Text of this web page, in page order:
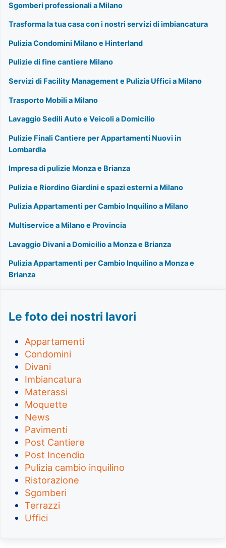
Sgomberi professionali a Milano
Trasforma la tua casa con i nostri servizi di imbiancatura
Pulizia Condomini Milano e Hinterland
Pulizie di fine cantiere Milano
Servizi di Facility Management e Pulizia Uffici a Milano
Trasporto Mobili a Milano
Lavaggio Sedili Auto e Veicoli a Domicilio
Pulizie Finali Cantiere per Appartamenti Nuovi in
Lombardia
Impresa di pulizie Monza e Brianza
Pulizia e Riordino Giardini e spazi esterni a Milano
Pulizia Appartamenti per Cambio Inquilino a Milano
Multiservice a Milano e Provincia
Lavaggio Divani a Domicilio a Monza e Brianza
Pulizia Appartamenti per Cambio Inquilino a Monza e
Brianza
Le foto dei nostri lavori
Appartamenti
Condomini
Divani
Imbiancatura
Materassi
Moquette
News
Pavimenti
Post Cantiere
Post Incendio
Pulizia cambio inquilino
Ristorazione
Sgomberi
Terrazzi
Uffici